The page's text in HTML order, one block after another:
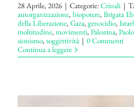
28 Aprile, 2026 | Categorie:Crinali |
autorganizzazione,biopotere,Brigata
della Liberazione,Gaza,genocidio,
moltitudine,movimenti,Palestina,
sionismo,soggettività | 0 Commenti
Continua a leggere